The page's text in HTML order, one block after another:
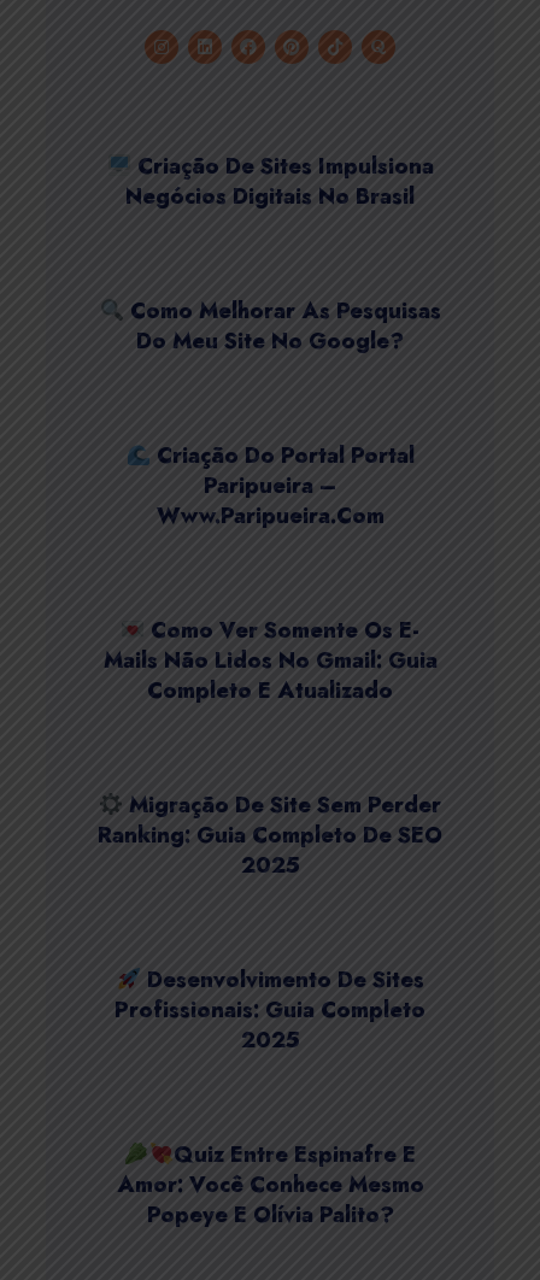
Criação De Sites Impulsiona
Negócios Digitais No Brasil
Como Melhorar As Pesquisas
Do Meu Site No Google?
Criação Do Portal Portal
Paripueira –
Www.paripueira.com
Como Ver Somente Os E-
Mails Não Lidos No Gmail: Guia
Completo E Atualizado
Migração De Site Sem Perder
Ranking: Guia Completo De SEO
2025
Desenvolvimento De Sites
Profissionais: Guia Completo
2025
Quiz Entre Espinafre E
Amor: Você Conhece Mesmo
Popeye E Olívia Palito?